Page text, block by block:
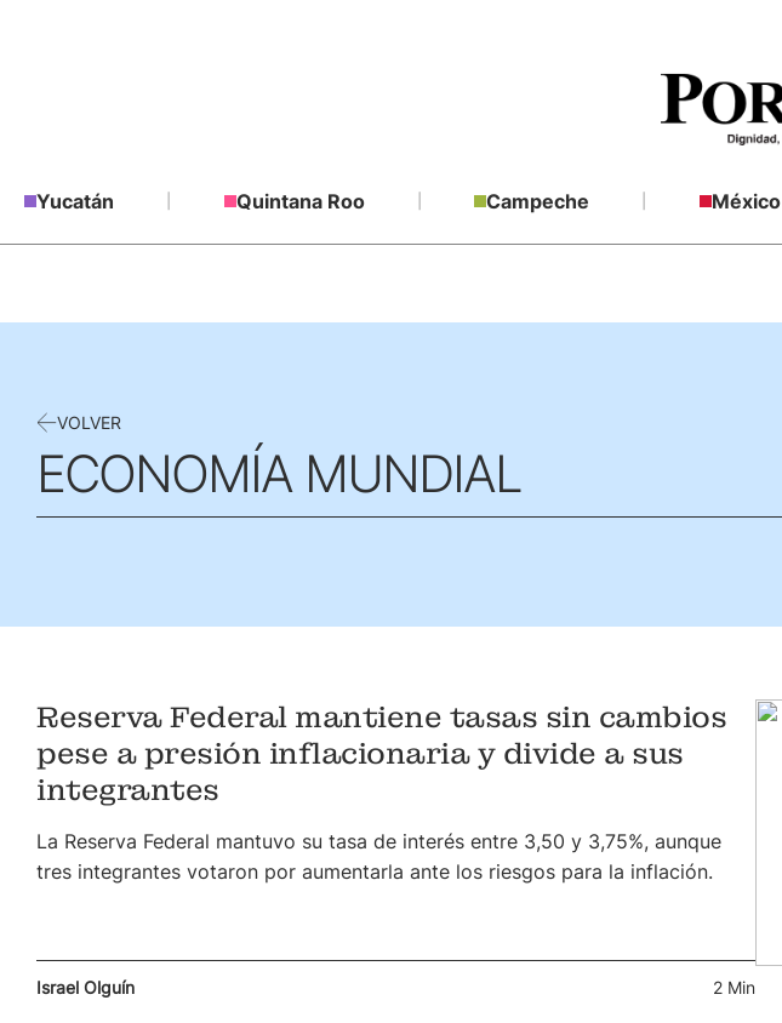
Yucatán Quintana Roo Campeche México
VOLVER
ECONOMÍA MUNDIAL
Reserva Federal mantiene tasas sin cambios
pese a presión inflacionaria y divide a sus
integrantes
La Reserva Federal mantuvo su tasa de interés entre 3,50 y 3,75%, aunque
tres integrantes votaron por aumentarla ante los riesgos para la inflación.
Israel Olguín 2 Min